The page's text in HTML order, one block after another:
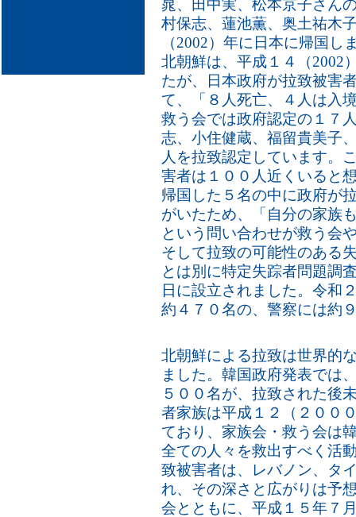
晁、田中実、松本京子さん
村保志、蓮池薫、奥土祐木
（2002）年に日本に帰国し
北朝鮮は、平成１４（2002
たが、日本政府が拉致被害
て、「８人死亡、４人は入
救う会では政府認定の１７
志、小住健蔵、福留貴美子
人を拉致認定しています。
害者は１００人近くいると
帰国した５名の中に政府が
がいたため、「自分の家族
という問い合わせが救う会
そして拉致の可能性のある
とは別に特定失踪者問題調
日に設立されました。令和
約４７０名の、警察には約
北朝鮮による拉致は世界的
ました。韓国政府発表では
５００名が、拉致された後
者家族は平成１２（２００
ており、家族会・救う会は
全ての人々を救出すべく活
致被害者は、レバノン、タ
れ、その深さと広がりは予
会とともに、平成１５年７